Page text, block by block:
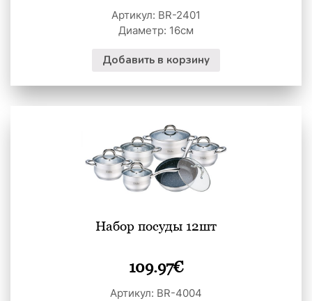
Артикул: BR-2401
Диаметр: 16см
Добавить в корзину
Набор посуды 12шт
109.97€
Артикул: BR-4004